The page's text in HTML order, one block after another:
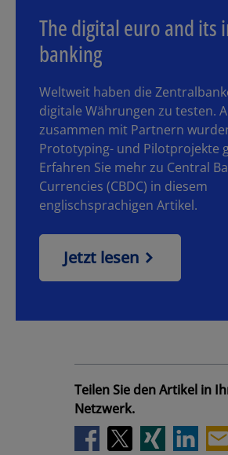
The digital euro and its
banking
Weltweit haben die
digitale Währungen zu testen.
zusammen mit Partnern
Prototyping- und Pilotprojekte
Erfahren Sie mehr zu Central
Currencies (CBDC) in diesem
englischsprachigen Artikel.
Jetzt lesen
Teilen Sie den Artikel in
Netzwerk.